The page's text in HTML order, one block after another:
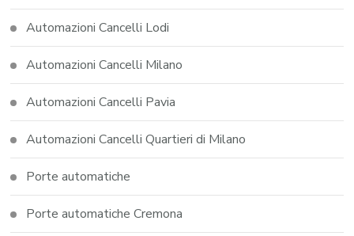
Automazioni Cancelli Lodi
Automazioni Cancelli Milano
Automazioni Cancelli Pavia
Automazioni Cancelli Quartieri di Milano
Porte automatiche
Porte automatiche Cremona